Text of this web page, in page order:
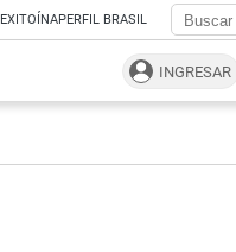
EXITOÍNAPERFIL BRASIL
INGRESAR